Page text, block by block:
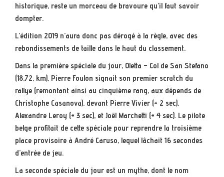
historique, reste un morceau de bravoure qu’il faut savoir
dompter.
L’édition 2019 n’aura donc pas dérogé à la règle, avec des
rebondissements de taille dans le haut du classement.
Dans la première spéciale du jour, Oletta – Col de San Stefano
(18,72, km), Pierre Foulon signait son premier scratch du
rallye (remontant ainsi au cinquième rang, aux dépends de
Christophe Casanova), devant Pierre Vivier (+ 2 sec),
Alexandre Leroy (+ 3 sec), et Joël Marchetti (+ 4 sec). Le pilote
belge profitait de cette spéciale pour reprendre la troisième
place provisoire à André Caruso, lequel lâchait 16 secondes
d’entrée de jeu.
La seconde spéciale du jour est un mythe, dont le nom